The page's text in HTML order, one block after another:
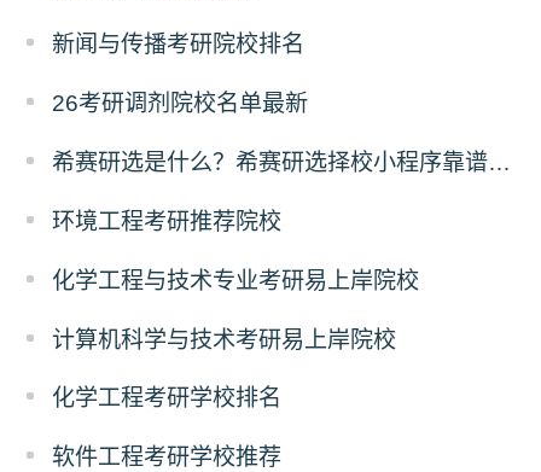
新闻与传播考研院校排名
26考研调剂院校名单最新
希赛研选是什么？希赛研选择校小程序靠谱吗？
环境工程考研推荐院校
化学工程与技术专业考研易上岸院校
计算机科学与技术考研易上岸院校
化学工程考研学校排名
软件工程考研学校推荐